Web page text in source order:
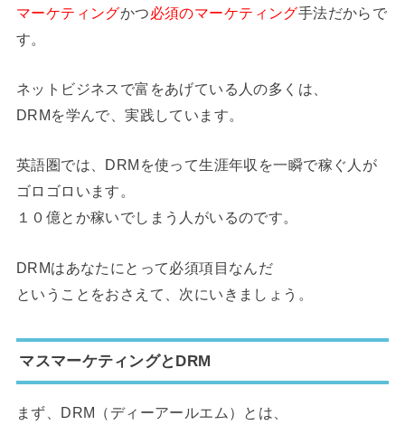
マーケティングかつ必須のマーケティング手法だからで
す。
ネットビジネスで富をあげている人の多くは、
DRMを学んで、実践しています。
英語圏では、DRMを使って生涯年収を一瞬で稼ぐ人が
ゴロゴロいます。
１０億とか稼いでしまう人がいるのです。
DRMはあなたにとって必須項目なんだ
ということをおさえて、次にいきましょう。
マスマーケティングとDRM
まず、DRM（ディーアールエム）とは、